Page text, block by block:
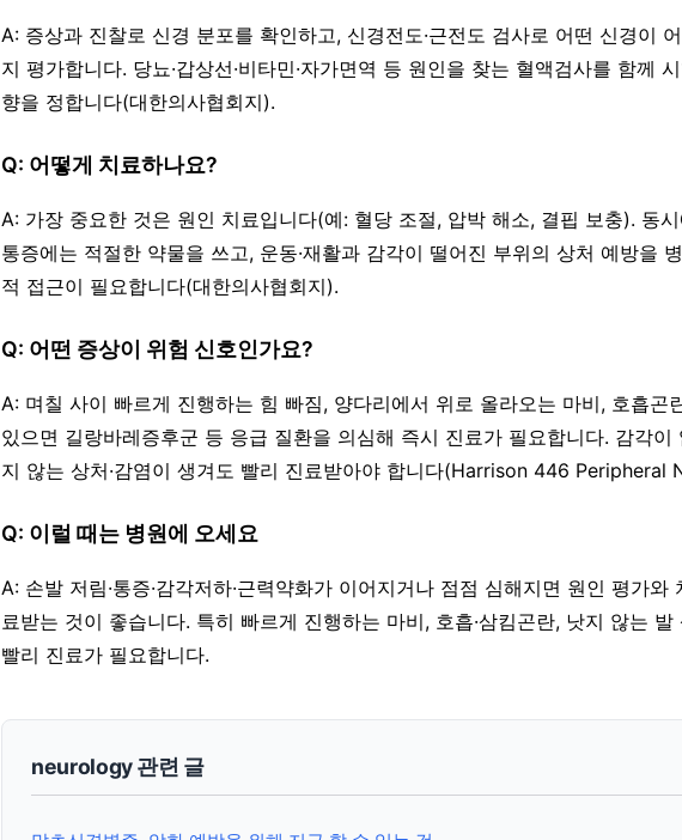
A: 증상과 진찰로 신경 분포를 확인하고, 신경전도·근전도 검사로 어떤 신경이
지 평가합니다. 당뇨·갑상선·비타민·자가면역 등 원인을 찾는 혈액검사를 함께
향을 정합니다(대한의사협회지).
Q: 어떻게 치료하나요?
A: 가장 중요한 것은 원인 치료입니다(예: 혈당 조절, 압박 해소, 결핍 보충). 동
통증에는 적절한 약물을 쓰고, 운동·재활과 감각이 떨어진 부위의 상처 예방을
적 접근이 필요합니다(대한의사협회지).
Q: 어떤 증상이 위험 신호인가요?
A: 며칠 사이 빠르게 진행하는 힘 빠짐, 양다리에서 위로 올라오는 마비, 호흡곤
있으면 길랑바레증후군 등 응급 질환을 의심해 즉시 진료가 필요합니다. 감각이
지 않는 상처·감염이 생겨도 빨리 진료받아야 합니다(Harrison 446 Peripheral
Q: 이럴 때는 병원에 오세요
A: 손발 저림·통증·감각저하·근력약화가 이어지거나 점점 심해지면 원인 평가와
료받는 것이 좋습니다. 특히 빠르게 진행하는 마비, 호흡·삼킴곤란, 낫지 않는 발
빨리 진료가 필요합니다.
neurology 관련 글